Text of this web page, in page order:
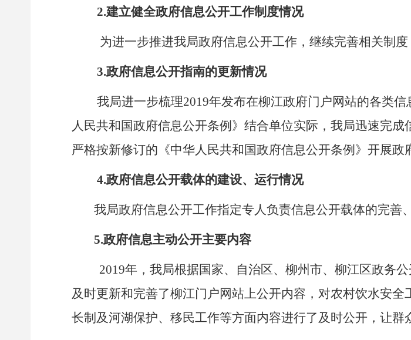
2.建立健全政府信息公开工作制度情况
为进一步推进我局政府信息公开工作，继续完善相关制
3.政府信息公开指南的更新情况
我局进一步梳理2019年发布在柳江政府门户网站的各类
人民共和国政府信息公开条例》 结合单位实际，我局迅速完成
严格按新修订的 《中华人民共和国政府信息公开条例》开展政
4.政府信息公开载体的建设、运行情况
我局政府信息公开工作指定专人负责信息公开载体的完善
5.政府信息主动公开主要内容
2019年，我局根据国家、自治区、柳州市、柳江区政务
及时更新和完善了柳江门户网站上公开内容，对农村饮水安
长制及河湖保护、移民工作等方面内容进行了及时公开，让群